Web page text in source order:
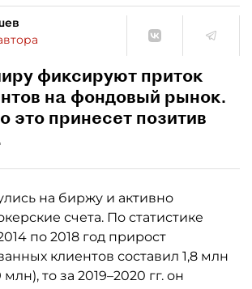
фиксируют приток
на фондовый рынок.
это принесет позитив
на биржу и активно
счета. По статистике
по 2018 год прирост
клиентов составил 1,8 млн
то за 2019–2020 гг. он